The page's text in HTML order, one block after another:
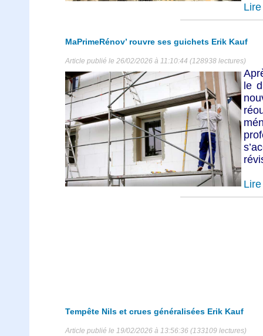
MaPrimeRénov’ rouvre ses guichets Erik Kauf
Article publié le 26/02/2026 à 11:10:44 (128938 lectures)
le
Tempête Nils et crues généralisées Erik Kauf
Article publié le 19/02/2026 à 13:56:36 (133109 lectures)